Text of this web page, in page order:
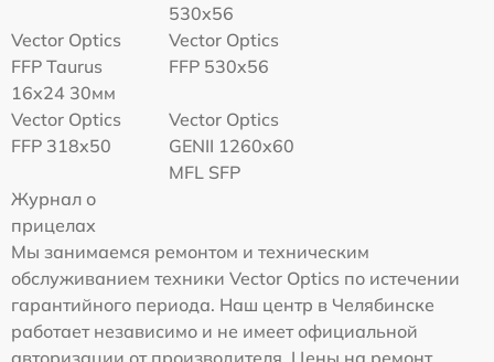
530x56
Vector Optics
FFP Taurus
16x24 30мм
Vector Optics
FFP 530x56
Vector Optics
FFP 318x50
Vector Optics
GENII 1260x60
MFL SFP
Журнал о
прицелах
Мы занимаемся ремонтом и техническим
обслуживанием техники Vector Optics по истечении
гарантийного периода. Наш центр в Челябинске
работает независимо и не имеет официальной